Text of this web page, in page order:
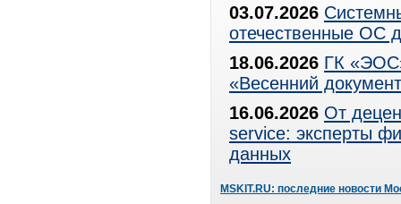
03.07.2026
отечественные ОС
18.06.2026 ГК
«Весенний
16.06.2026 От
service: эксперты
данных
MSKIT.RU: последние новости